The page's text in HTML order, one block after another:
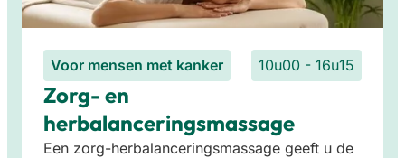
Voor mensen met kanker 10u00 - 16u15
Zorg- en
herbalanceringsmassage
Een zorg-herbalanceringsmassage geeft u de